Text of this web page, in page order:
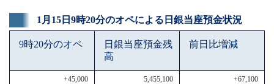
1月15日9時20分のオペによる日銀当座預金状況
9時20分のオペ
日銀当座預金残
高
前日比増減
+45,000 5,455,100 +67,100